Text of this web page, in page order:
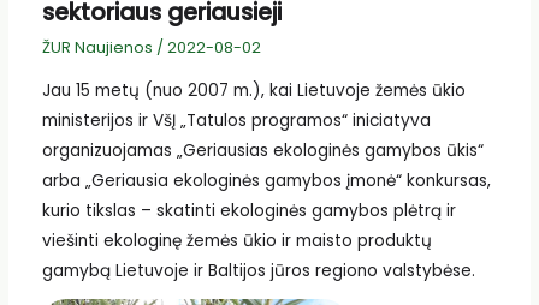
sektoriaus geriausieji
ŽUR Naujienos / 2022-08-02
Jau 15 metų (nuo 2007 m.), kai Lietuvoje žemės ūkio
ministerijos ir VšĮ „Tatulos programos“ iniciatyva
organizuojamas „Geriausias ekologinės gamybos ūkis“
arba „Geriausia ekologinės gamybos įmonė“ konkursas,
kurio tikslas – skatinti ekologinės gamybos plėtrą ir
viešinti ekologinę žemės ūkio ir maisto produktų
gamybą Lietuvoje ir Baltijos jūros regiono valstybėse.